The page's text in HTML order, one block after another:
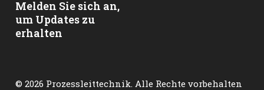
Melden Sie sich an,
um Updates zu
erhalten
© 2026 Prozessleittechnik. Alle Rechte vorbehalten